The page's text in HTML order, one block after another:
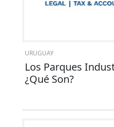
URUGUAY
Los Parques
¿Qué Son?